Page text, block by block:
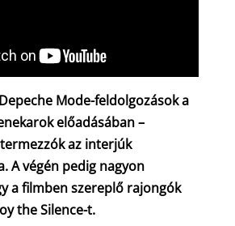
Mode-feldolgozások a
előadásában –
az interjúk
A végén pedig nagyon
a filmben szereplő rajongók
the Silence-t.